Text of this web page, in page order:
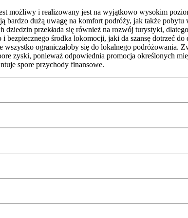
możliwy i realizowany jest na wyjątkowo wysokim
dużą uwagę na komfort podróży, jak także
przekłada się również na rozwój turystyki,
środka lokomocji, jaki da szansę dotrzeć
ograniczałoby się do lokalnego podróżowania.
zyski, ponieważ odpowiednia promocja określonych
spore przychody finansowe.